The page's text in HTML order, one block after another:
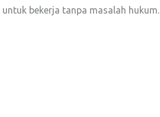
bekerja tanpa masalah hukum.